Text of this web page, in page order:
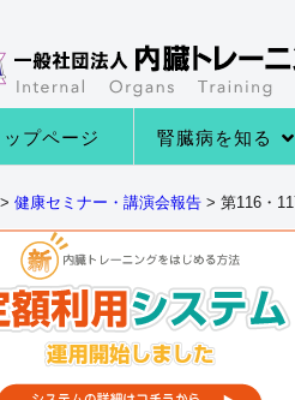
ップページ 腎臓病を知る
> 健康セミナー・講演会報告 > 第116・